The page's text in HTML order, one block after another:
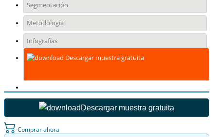
Segmentación
Metodología
Infografías
Descargar muestra gratuita
Descargar muestra gratuita
Comprar ahora